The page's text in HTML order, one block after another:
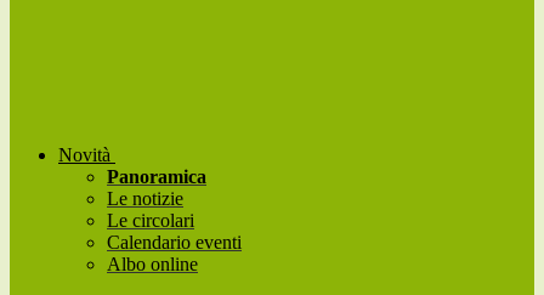
Novità
Panoramica
Le notizie
Le circolari
Calendario eventi
Albo online